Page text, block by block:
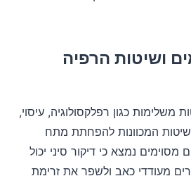
ושיטות הרפיה
משלימות כגון רפלקסולוגיה, עיסוי,
שיטות המכוונות להפחתת מתח
נמצא כי דיקור סיני יכול
מעודדי כאב ולשפר את זרימת